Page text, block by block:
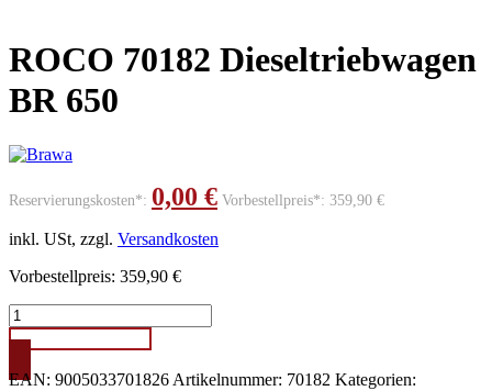
ROCO 70182 Dieseltriebwagen
BR 650
Reservierungskosten*: 0,00 € Vorbestellpreis*: 359,90 €
inkl. USt, zzgl. Versandkosten
Vorbestellpreis: 359,90 €
ROCO
70182
Dieseltriebwagen
BR
VORBESTELLUNG
EAN: 9005033701826 Artikelnummer: 70182 Kategorien: